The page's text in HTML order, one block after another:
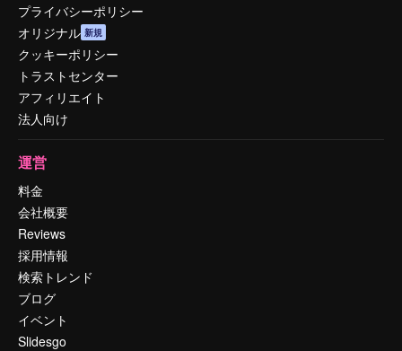
プライバシーポリシー
オリジナル 新規
クッキーポリシー
トラストセンター
アフィリエイト
法人向け
運営
料金
会社概要
Reviews
採用情報
検索トレンド
ブログ
イベント
Slidesgo